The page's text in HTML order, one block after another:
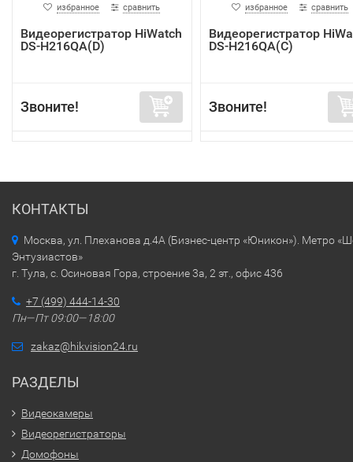
избранное сравнить
Видеорегистратор HiWatch
DS-H216QA(D)
Звоните!
избранное сравнить
Видеорегистратор
DS-H216QA(C)
Звоните!
КОНТАКТЫ
Москва, ул. Плеханова д.4А (Бизнес-центр «Юникон»). Метро
Энтузиастов»
г. Тула, с. Осиновая Гора, строение 3а, 2 эт., офис 436
+7 (499) 444-14-30
Пн—Пт 09:00—18:00
zakaz@hikvision24.ru
РАЗДЕЛЫ
Видеокамеры
Видеорегистраторы
Домофоны